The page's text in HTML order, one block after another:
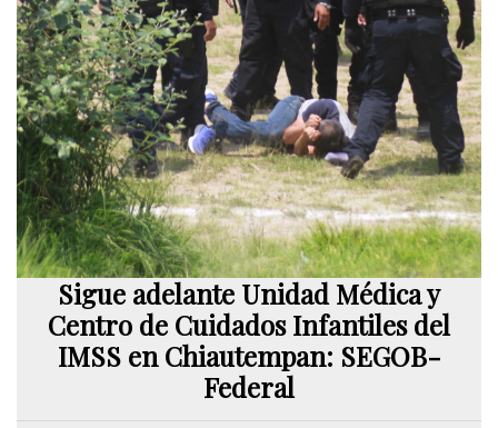
Sigue adelante Unidad Médica y
Centro de Cuidados Infantiles del
IMSS en Chiautempan: SEGOB-
Federal